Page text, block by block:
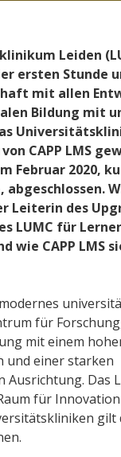
Support
Leiden
ersten Stunde
mit allen
Bildung mit
CAPP LMS
Februar 2020,
abgeschlossen.
Leiterin des
LUMC für
wie CAPP LMS
für
mit einem
und einer starken
Ausrichtung. Das
für
gilt